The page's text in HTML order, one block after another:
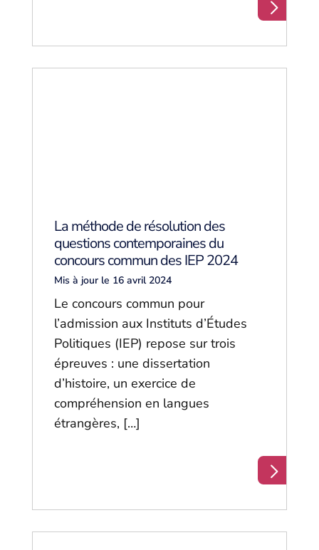
La méthode de résolution des
questions contemporaines du
concours commun des IEP 2024
Mis à jour le 16 avril 2024
Le concours commun pour
l’admission aux Instituts d’Études
Politiques (IEP) repose sur trois
épreuves : une dissertation
d’histoire, un exercice de
compréhension en langues
étrangères, […]